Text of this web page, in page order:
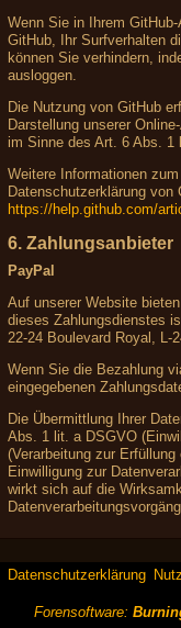
Wenn Sie in Ihrem
GitHub, Ihr Surfverhalten
können Sie verhindern,
ausloggen.
Die Nutzung von GitHub
Darstellung unserer
im Sinne des Art. 6 Abs. 1
Weitere Informationen
Datenschutzerklärung von
https://help.github.com/
6. Zahlungsanbieter
PayPal
Auf unserer Website
dieses Zahlungsdienstes
22-24 Boulevard Royal, L-
Wenn Sie die Bezahlung
eingegebenen
Die Übermittlung Ihrer
Abs. 1 lit. a DSGVO
(Verarbeitung zur
Einwilligung zur
wirkt sich auf die
Datenschutzerklärung
Forensoftware: